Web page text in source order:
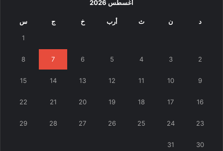
أغسطس 2026
د ن ث أرب خ ج س
1
2
3
4
5
6
7
8
9
10
11
12
13
14
15
16
17
18
19
20
21
22
23
24
25
26
27
28
29
30
31